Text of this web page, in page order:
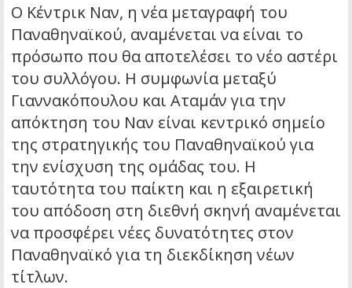
Ο Κέντρικ Ναν, η νέα μεταγραφή του
Παναθηναϊκού, αναμένεται να είναι το
πρόσωπο που θα αποτελέσει το νέο αστέρι
του συλλόγου. Η συμφωνία μεταξύ
Γιαννακόπουλου και Αταμάν για την
απόκτηση του Ναν είναι κεντρικό σημείο
της στρατηγικής του Παναθηναϊκού για
την ενίσχυση της ομάδας του. Η
ταυτότητα του παίκτη και η εξαιρετική
του απόδοση στη διεθνή σκηνή αναμένεται
να προσφέρει νέες δυνατότητες στον
Παναθηναϊκό για τη διεκδίκηση νέων
τίτλων.